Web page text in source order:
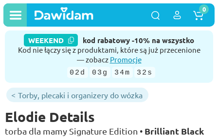
WEEKEND kod rabatowy -10% na wszystko
Kod nie łączy się z produktami, które są już przecenione
— zobacz Promocje
02d 03g 34m 31s
0
Torby, plecaki i organizery do wózka
Elodie Details
torba dla mamy Signature Edition • Brilliant Black